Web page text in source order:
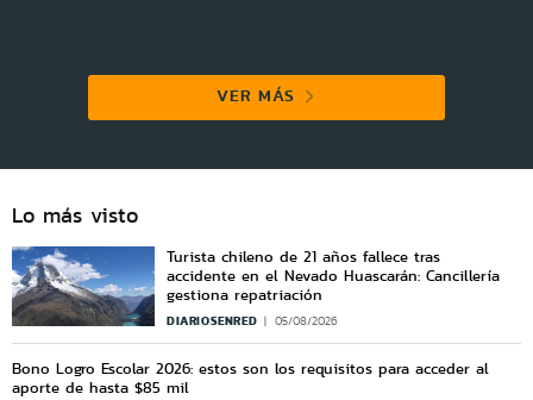
VER MÁS
Lo más visto
Turista chileno de 21 años fallece tras
accidente en el Nevado Huascarán: Cancillería
gestiona repatriación
DIARIOSENRED 05/08/2026
Bono Logro Escolar 2026: estos son los requisitos para acceder al
aporte de hasta $85 mil